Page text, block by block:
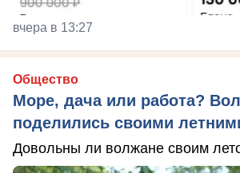
вчера в 13:27
Общество
Море, дача или работа?
поделились своими
Довольны ли волжане своим